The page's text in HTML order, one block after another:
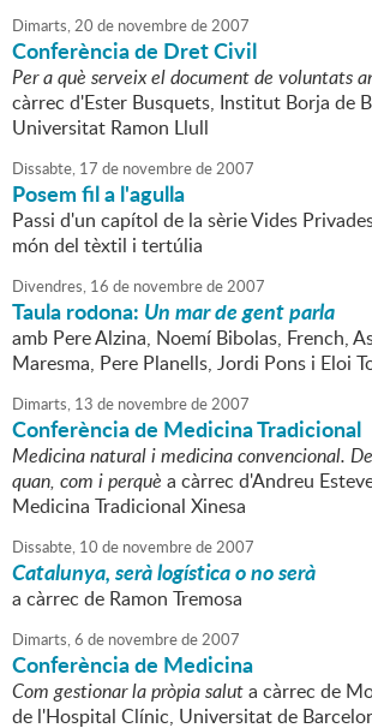
Dimarts,20 de novembrede2007
Conferència de Dret Civil
Per a què serveix el document de voluntats
càrrec d'Ester Busquets, Institut Borja de
Universitat Ramon Llull
Dissabte, 17 de novembrede2007
Posem fil a l'agulla
Passi d'un capítol de la sèrie Vides
món del tèxtil i tertúlia
Divendres, 16 de novembrede2007
Taula rodona: Un mar de gent parla
amb Pere Alzina, Noemí Bibolas, French,
Maresma, Pere Planells, Jordi Pons i Eloi
Dimarts, 13 de novembrede2007
Conferència de Medicina Tradicional
Medicina natural i medicina convencional.
quan, com i perquè a càrrec d'Andreu
Medicina Tradicional Xinesa
Dissabte, 10 de novembrede2007
Catalunya, serà logística o no serà
a càrrec de Ramon Tremosa
Dimarts,6 de novembrede2007
Conferència de Medicina
Com gestionar la pròpia saluta càrrec de
de l'Hospital Clínic, Universitat de